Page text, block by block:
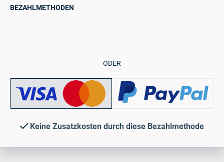
ODER
BEZAHLMETHODEN
Keine Zusatzkosten durch diese Bezahlmethode